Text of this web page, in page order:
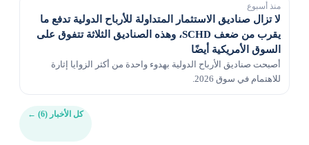
منذ أسبوع
لا تزال صناديق الاستثمار المتداولة للأرباح الدولية تدفع ما
يقرب من ضعف SCHD، وهذه الصناديق الثلاثة تتفوق على
السوق الأمريكية أيضًا
أصبحت صناديق الأرباح الدولية بهدوء واحدة من أكثر الزوايا إثارة
للاهتمام في سوق 2026.
كل الأخبار (6) ←